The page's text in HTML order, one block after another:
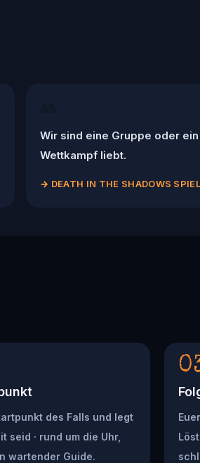
Wir sind eine Gruppe oder
Wettkampf liebt.
→ DEATH IN THE SHADOWS
des Falls und legt
seid · rund um die Uhr,
wartender Guide.